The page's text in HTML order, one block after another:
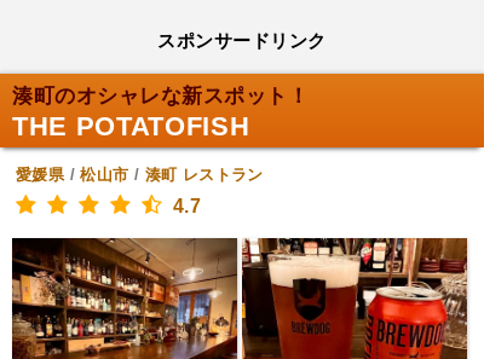
スポンサードリンク
湊町のオシャレな新スポット！
THE POTATOFISH
愛媛県/松山市 / 湊町 レストラン
4.7